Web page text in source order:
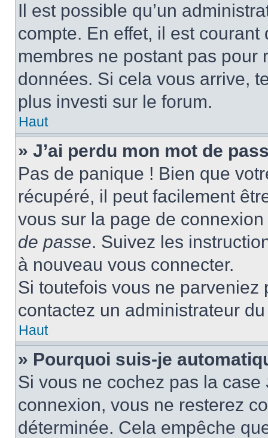
Il est possible qu’un
compte. En effet, il est
membres ne postant pas
données. Si cela vous arrive,
plus investi sur le forum.
Haut
» J’ai perdu mon mot de
Pas de panique ! Bien que
récupéré, il peut facilement
vous sur la page de
de passe. Suivez les
à nouveau vous connecter.
Si toutefois vous ne
contactez un administrateur
Haut
» Pourquoi suis-je
Si vous ne cochez pas la case
connexion, vous ne resterez
déterminée. Cela empêche